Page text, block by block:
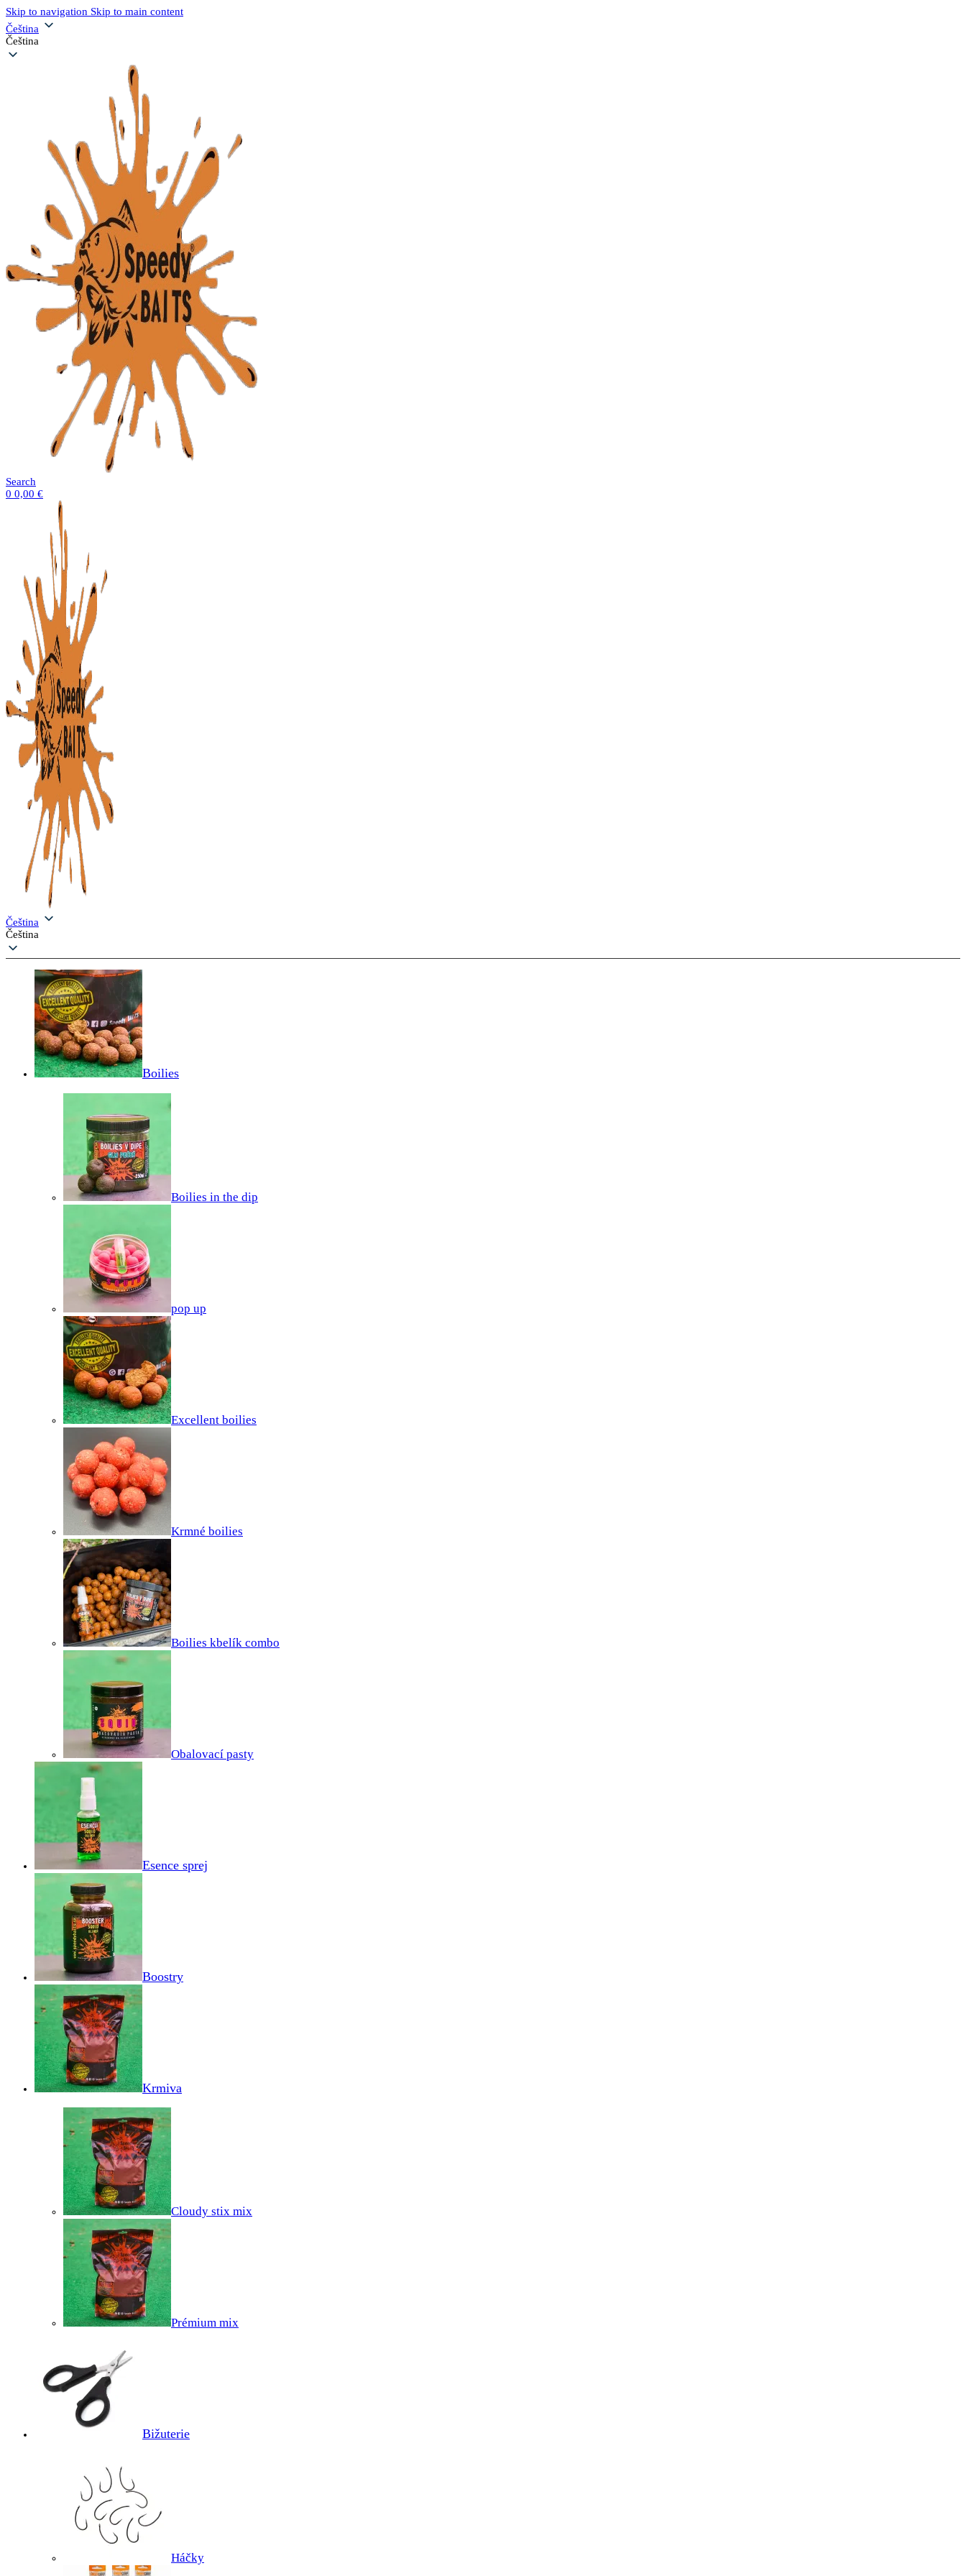
Skip to navigation Skip to main content
Čeština
Čeština
Search
0 0,00 €
Čeština
Čeština
Boilies
Boilies in the dip
pop up
Excellent boilies
Krmné boilies
Boilies kbelík combo
Obalovací pasty
Esence sprej
Boostry
Krmiva
Cloudy stix mix
Prémium mix
Bižuterie
Háčky